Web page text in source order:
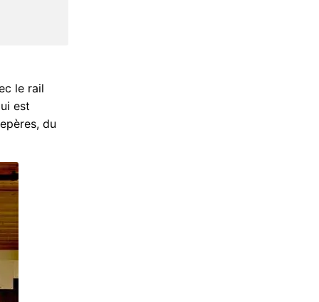
le rail
est
du